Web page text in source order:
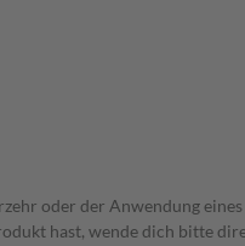
oder der Anwendung
hast, wende dich bitte